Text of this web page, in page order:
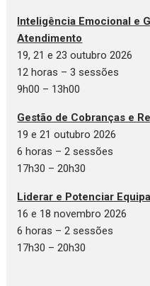
Inteligência Emocional e
Atendimento
19, 21 e 23 outubro 2026
12 horas – 3 sessões
9h00 – 13h00
Gestão de Cobranças e
19 e 21 outubro 2026
6 horas – 2 sessões
17h30 – 20h30
Liderar e Potenciar
16 e 18 novembro 2026
6 horas – 2 sessões
17h30 – 20h30